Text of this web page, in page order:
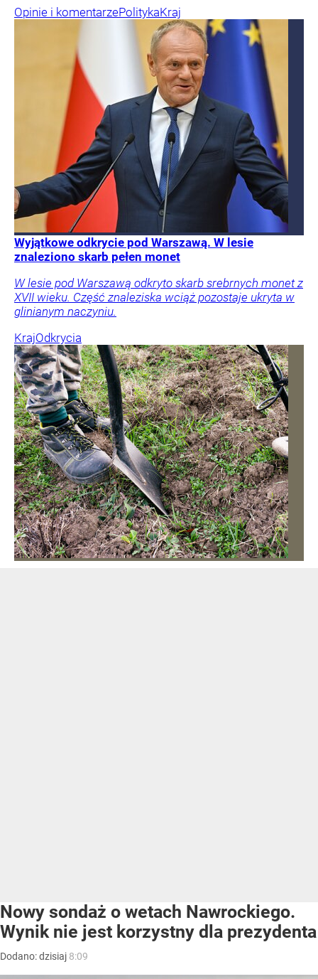
Opinie i komentarzePolitykaKraj
Wyjątkowe odkrycie pod Warszawą. W lesie
znaleziono skarb pełen monet
W lesie pod Warszawą odkryto skarb srebrnych monet z
XVII wieku. Część znaleziska wciąż pozostaje ukryta w
glinianym naczyniu.
KrajOdkrycia
Nowy sondaż o wetach Nawrockiego.
Wynik nie jest korzystny dla prezydenta
Dodano:dzisiaj 8:09